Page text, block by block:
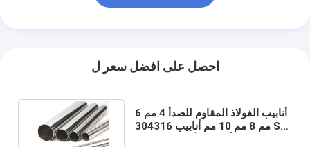
احصل على افضل سعر ل
أنابيب الفولاذ المقاوم للصدأ 4 مم 6
مم 8 مم 10 مم أنابيب 304316 Ss